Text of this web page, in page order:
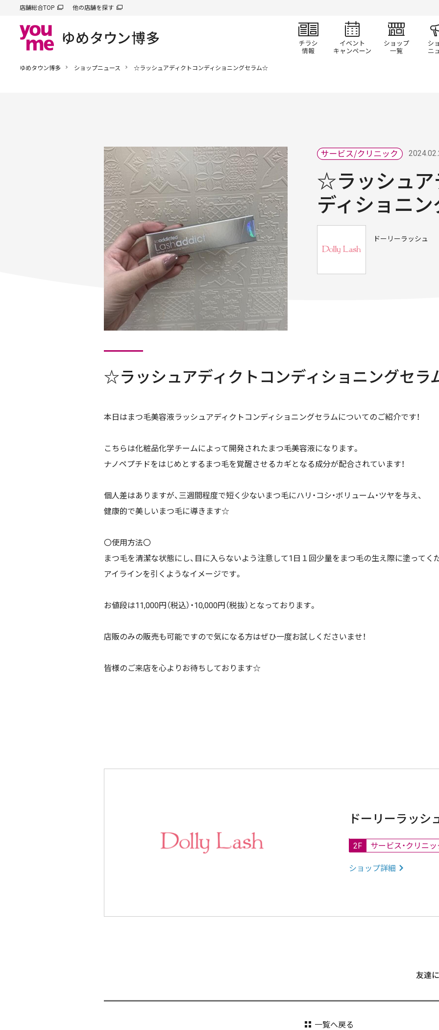
店舗総合TOP 他の店舗を探す
チラシ情報 イベント/キャン
ショ
ゆめタウン博多 ショップニュース ☆ラッシュアディクトコンディショニングセラム☆
☆ラッシュア
ディショニ
ドーリーラッシュ
☆ラッシュアディクトコンディショニングセ
本日はまつ毛美容液ラッシュアディクトコンディショニングセラムについてのご紹介です！
こちらは化粧品化学チームによって開発されたまつ毛美容液になります。
ナノペプチドをはじめとするまつ毛を覚醒させるカギとなる成分が配合されています！
個人差はありますが、三週間程度で短く少ないまつ毛にハリ・コシ・ボリューム・ツヤを与え、
健康的で美しいまつ毛に導きます☆
〇使用方法〇
まつ毛を清潔な状態にし、目に入らないよう注意して1日１回少量をまつ毛の生え際に塗って
アイラインを引くようなイメージです。
お値段は11,000円（税込）・10,000円（税抜）となっております。
店販のみの販売も可能ですので気になる方はぜひ一度お試しくださいませ！
皆様のご来店を心よりお待ちしております☆
ドーリーラッシ
2F サービス・クリニ
ショップ詳細
友達
一覧へ戻る